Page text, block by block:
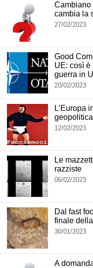
Cambiano
cambia la
27/02/2023
Good
UE: così è
guerra in
20/02/2023
L’Europa
12/02/2023
Le
razziste
06/02/2023
Dal fast
finale
30/01/2023
A